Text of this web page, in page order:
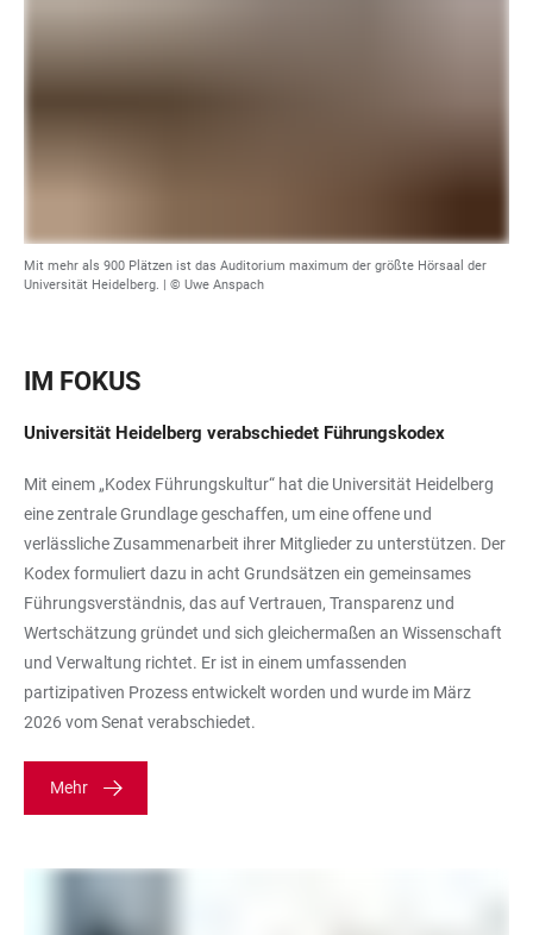
Mit mehr als 900 Plätzen ist das Auditorium maximum der größte Hörsaal der
Universität Heidelberg. | © Uwe Anspach
IM FOKUS
Universität Heidelberg verabschiedet Führungskodex
Mit einem „Kodex Führungskultur“ hat die Universität Heidelberg
eine zentrale Grundlage geschaffen, um eine offene und
verlässliche Zusammenarbeit ihrer Mitglieder zu unterstützen. Der
Kodex formuliert dazu in acht Grundsätzen ein gemeinsames
Führungsverständnis, das auf Vertrauen, Transparenz und
Wertschätzung gründet und sich gleichermaßen an Wissenschaft
und Verwaltung richtet. Er ist in einem umfassenden
partizipativen Prozess entwickelt worden und wurde im März
2026 vom Senat verabschiedet.
Mehr